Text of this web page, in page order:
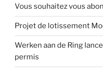
Vous souhaitez vous
Projet de lotissement
Werken aan de Ring
permis